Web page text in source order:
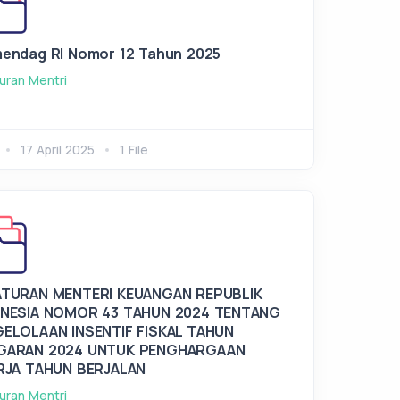
RI Nomor 12 Tahun 2025
Mentri
17 April 2025 1 File
MENTERI KEUANGAN REPUBLIK
NOMOR 43 TAHUN 2024 TENTANG
INSENTIF FISKAL TAHUN
2024 UNTUK PENGHARGAAN
TAHUN BERJALAN
Mentri